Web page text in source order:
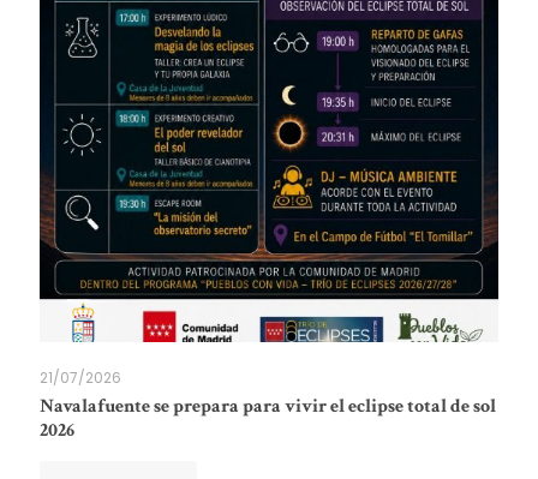
21/07/2026
Navalafuente se prepara para vivir el eclipse total de sol
2026